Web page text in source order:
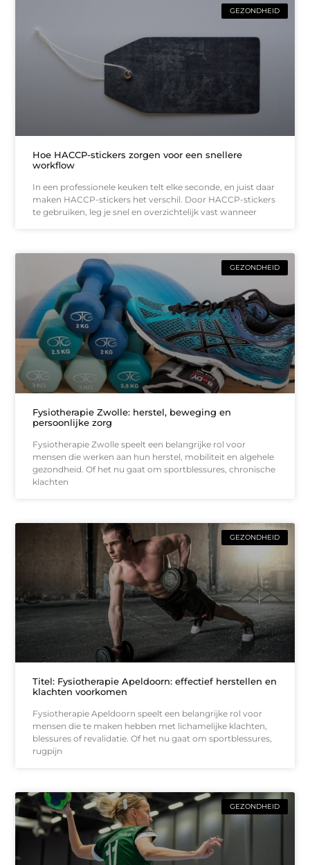
GEZONDHEID
Hoe HACCP-stickers zorgen voor een snellere
workflow
In een professionele keuken telt elke seconde, en juist daar
maken HACCP-stickers het verschil. Door HACCP-stickers
te gebruiken, leg je snel en overzichtelijk vast wanneer
GEZONDHEID
Fysiotherapie Zwolle: herstel, beweging en
persoonlijke zorg
Fysiotherapie Zwolle speelt een belangrijke rol voor
mensen die werken aan hun herstel, mobiliteit en algehele
gezondheid. Of het nu gaat om sportblessures, chronische
klachten
GEZONDHEID
Titel: Fysiotherapie Apeldoorn: effectief herstellen en
klachten voorkomen
Fysiotherapie Apeldoorn speelt een belangrijke rol voor
mensen die te maken hebben met lichamelijke klachten,
blessures of revalidatie. Of het nu gaat om sportblessures,
rugpijn
GEZONDHEID